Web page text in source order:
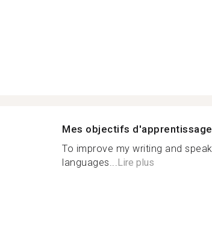
Mes objectifs d'apprentissage
To improve my writing and
languages...Lire plus